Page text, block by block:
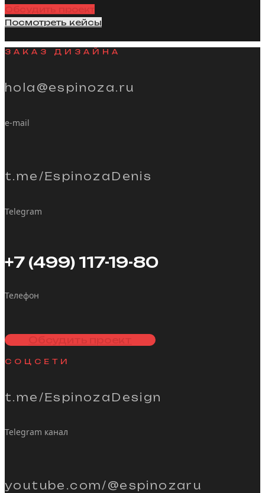
Обсудить проект
Посмотреть кейсы
ЗАКАЗ ДИЗАЙНА
hola@espinoza.ru
e-mail
t.me/EspinozaDenis
Telegram
+7 (499) 117-19-80
Телефон
Обсудить проект
СОЦСЕТИ
t.me/EspinozaDesign
Telegram канал
youtube.com/@espinozaru